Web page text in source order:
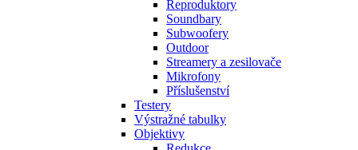
Reproduktory
Soundbary
Subwoofery
Outdoor
Streamery a zesilovače
Mikrofony
Příslušenství
Testery
Výstražné tabulky
Objektivy